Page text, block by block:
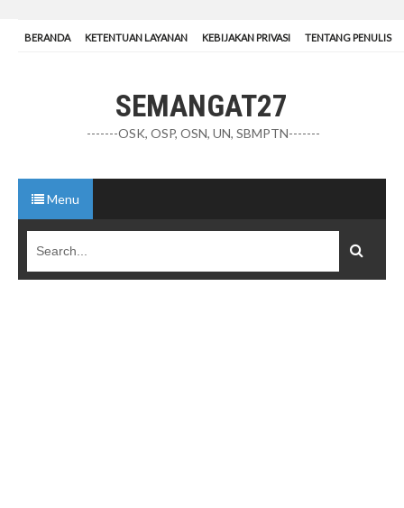
BERANDA KETENTUAN LAYANAN KEBIJAKAN PRIVASI TENTANG PENULIS
SEMANGAT27
-------OSK, OSP, OSN, UN, SBMPTN-------
Menu